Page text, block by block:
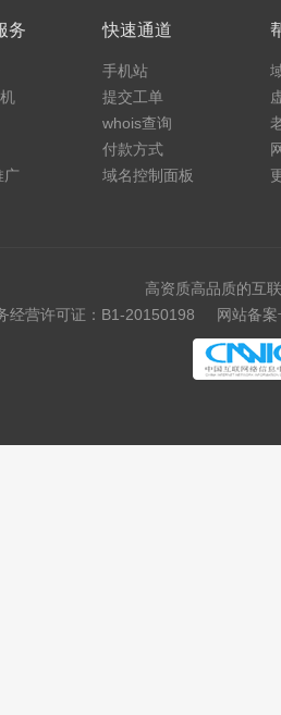
务
广
快速通道
手机站
提交工单
whois查询
付款方式
域名控制面板
高资质高品质的互
经营许可证：B1-20150198
网站备